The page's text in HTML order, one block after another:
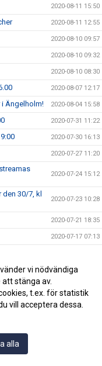
2020-08-11 15:50
2020-08-11 12:55
2020-08-10 09:57
2020-08-10 09:32
2020-08-10 08:30
2020-08-07 12:17
Ängelholm! 2020-08-04 15:58
2020-07-31 11:22
2020-07-30 16:13
2020-07-27 11:20
2020-07-24 15:12
den 30/7, kl
2020-07-23 10:28
2020-07-21 18:35
2020-07-17 07:13
2020-07-08 20:50
2020-07-04 14:48
2020-06-30 13:04
Kan ses
vi nödvändiga
stänga av.
t.ex. för statistik
vill acceptera dessa.
alla